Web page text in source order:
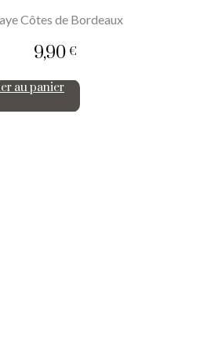
Côtes de Bordeaux
9,90€
au panier